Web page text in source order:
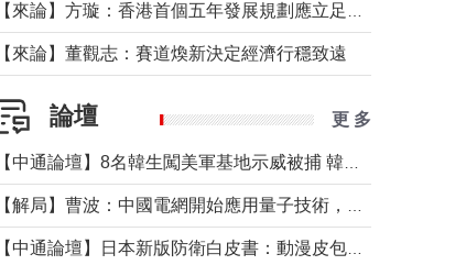
【來論】董觀志：賽道煥新決定經濟行穩致遠
論壇 更 多